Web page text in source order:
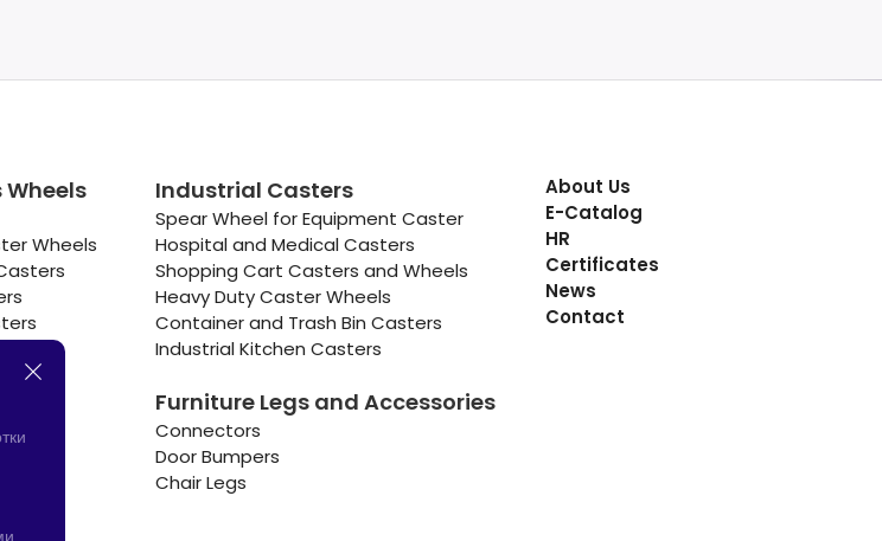
Wheels
Industrial Casters
Spear Wheel for Equipment Caster
Hospital and Medical Casters
Shopping Cart Casters and Wheels
Heavy Duty Caster Wheels
Container and Trash Bin Casters
Industrial Kitchen Casters
Furniture Legs and Accessories
Connectors
Door Bumpers
Chair Legs
About Us
E-Catalog
HR
Certificates
News
Contact